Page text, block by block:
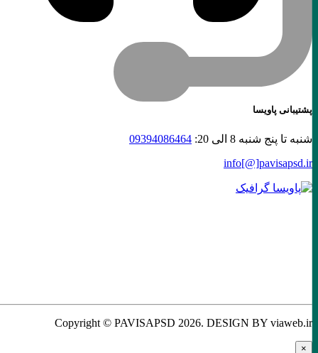
پشتیبانی پاویسا
شنبه تا پنج شنبه 8 الی 20:
09394086464
info[@]pavisapsd.ir
Copyright © PAVISAPSD2026 . DESIGN BY viaweb.ir